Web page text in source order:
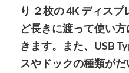
り ２枚の 4K ディス
ど長きに渡って使い
きます。また、USB
スやドックの種類が